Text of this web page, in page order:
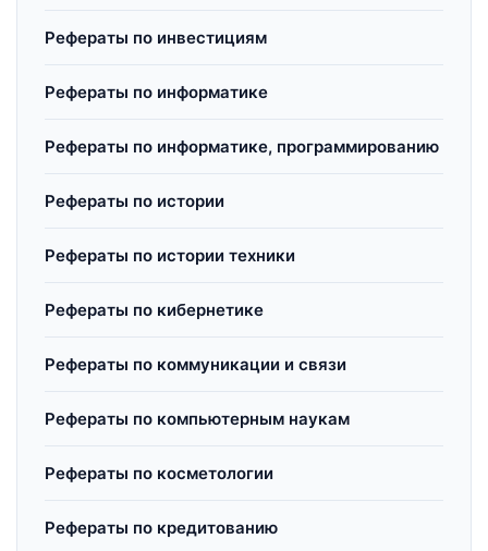
Рефераты по инвестициям
Рефераты по информатике
Рефераты по информатике, программированию
Рефераты по истории
Рефераты по истории техники
Рефераты по кибернетике
Рефераты по коммуникации и связи
Рефераты по компьютерным наукам
Рефераты по косметологии
Рефераты по кредитованию